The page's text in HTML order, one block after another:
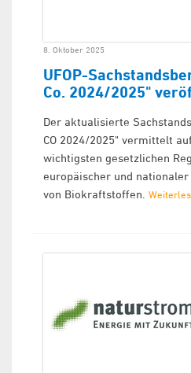
8. Oktober 2025
UFOP-
Co. 2024/2025"
Der aktualisierte
CO 2024/2025" vermittelt
wichtigsten gesetzlichen
europäischer und
von Biokraftstoffen.